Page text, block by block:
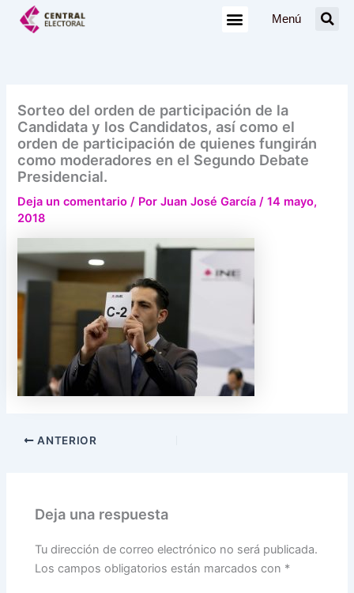
Menú
Sorteo del orden de participación de la
Candidata y los Candidatos, así como el
orden de participación de quienes fungirán
como moderadores en el Segundo Debate
Presidencial.
Deja un comentario / PorJuan José García/14 mayo,
2018
ANTERIOR
Deja una respuesta
Tu dirección de correo electrónico no será publicada.
Los campos obligatorios están marcados con *